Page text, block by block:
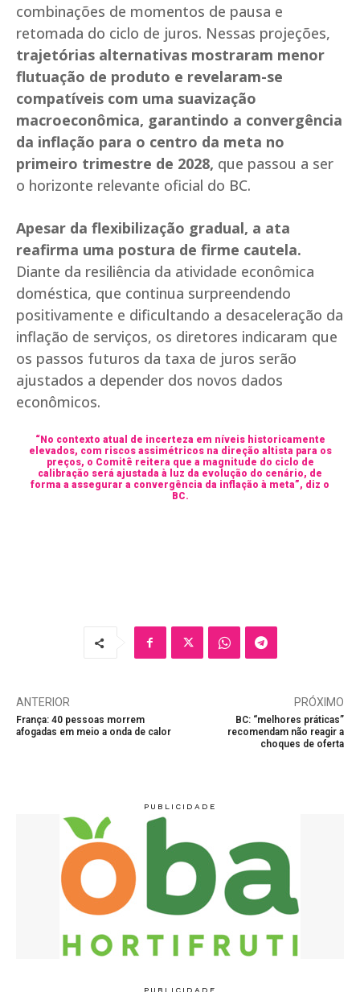
combinações de momentos de pausa e
retomada do ciclo de juros. Nessas projeções,
trajetórias alternativas mostraram menor
flutuação de produto e revelaram-se
compatíveis com uma suavização
macroeconômica, garantindo a convergência
da inflação para o centro da meta no
primeiro trimestre de 2028, que passou a ser
o horizonte relevante oficial do BC.
Apesar da flexibilização gradual, a ata
reafirma uma postura de firme cautela.
Diante da resiliência da atividade econômica
doméstica, que continua surpreendendo
positivamente e dificultando a desaceleração da
inflação de serviços, os diretores indicaram que
os passos futuros da taxa de juros serão
ajustados a depender dos novos dados
econômicos.
“No contexto atual de incerteza em níveis historicamente
elevados, com riscos assimétricos na direção altista para os
preços, o Comitê reitera que a magnitude do ciclo de
calibração será ajustada à luz da evolução do cenário, de
forma a assegurar a convergência da inflação à meta”, diz o
BC.
ANTERIOR
França: 40 pessoas morrem
afogadas em meio a onda de calor
PRÓXIMO
BC: “melhores práticas”
recomendam não reagir a
choques de oferta